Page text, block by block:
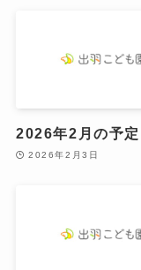
2026年2月の予定
2026年2月3日